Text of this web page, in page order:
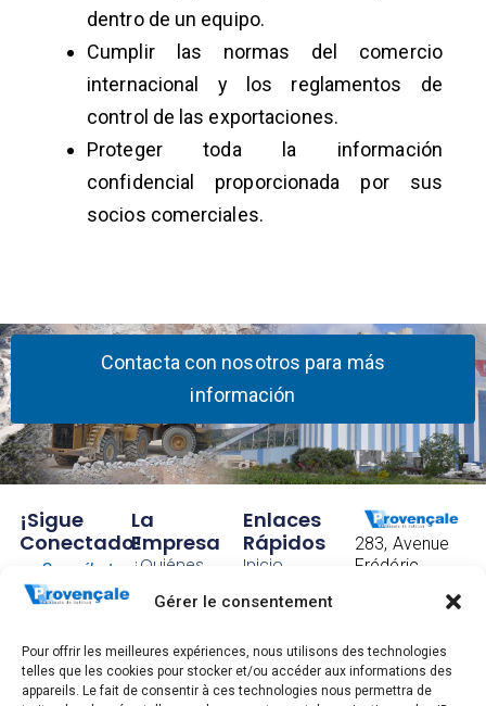
Gérer le consentement
Pour offrir les meilleures expériences, nous utilisons des technologies
telles que les cookies pour stocker et/ou accéder aux informations des
appareils. Le fait de consentir à ces technologies nous permettra de
dentro de un equipo.
Cumplir las normas del comercio
internacional y los reglamentos de
control de las exportaciones.
Proteger toda la información
confidencial proporcionada por sus
socios comerciales.
Contacta con nosotros para más
información
283, Avenue
Frédéric
Brignoles
FRANCE
Tel: +33 4 94
La
Empresa
¿Quiénes
historia
Factorías
Enlaces
Rápidos
Inicio
Contacto
Generales de
Venta
¡Sigue
Conectado!
Suscríbete
para
nuestras
últimas